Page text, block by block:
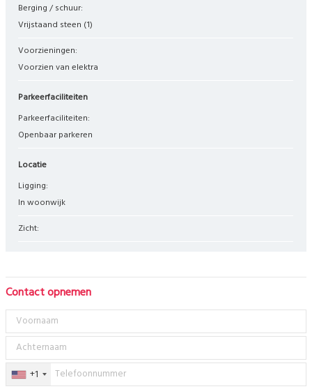
Berging / schuur:
Vrijstaand steen (1)
Voorzieningen:
Voorzien van elektra
Parkeerfaciliteiten
Parkeerfaciliteiten:
Openbaar parkeren
Locatie
Ligging:
in woonwijk
Zicht:
Contact opnemen
+1